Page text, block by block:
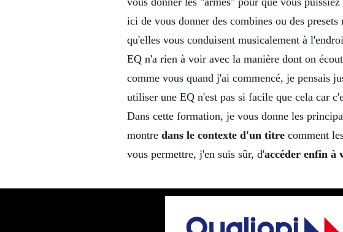
ici de vous donner des combines ou des
qu'elles vous conduisent musicalement à
EQ n'a rien à voir avec la manière dont on
comme vous quand j'ai commencé, je pensais
utiliser une EQ n'est pas si facile que cela car
Dans cette formation, je vous donne les
montre dans le contexte d'un titre comment
vous permettre, j'en suis sûr, d'accéder enfin à